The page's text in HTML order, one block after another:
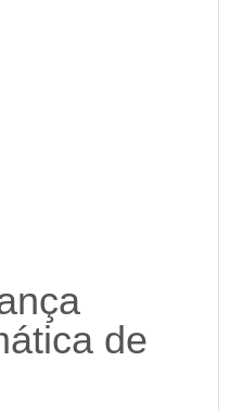
de